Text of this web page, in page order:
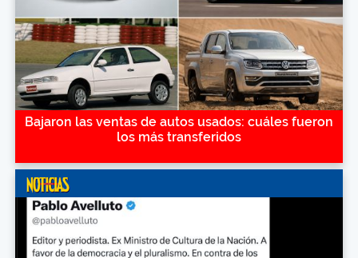
Bajaron las ventas de autos usados: cuáles fueron
los más transferidos